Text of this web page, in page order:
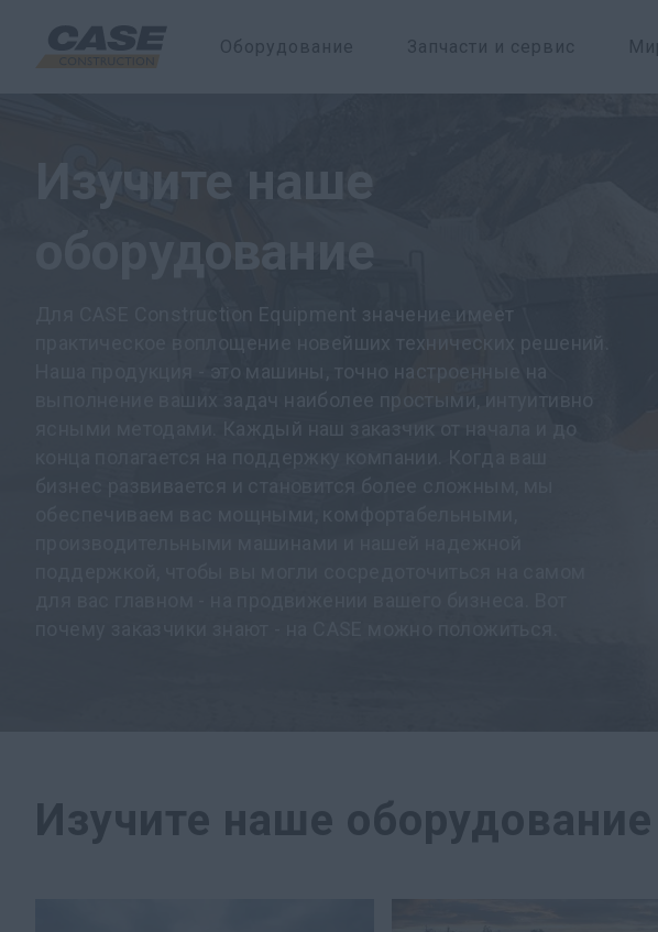
Оборудование Запчасти и сервис
Изучите наше
оборудование
Для CASE Construction Equipment значение имеет
практическое воплощение новейших технических решений.
Наша продукция - это машины, точно настроенные на
выполнение ваших задач наиболее простыми, интуитивно
Изучите наше оборудование